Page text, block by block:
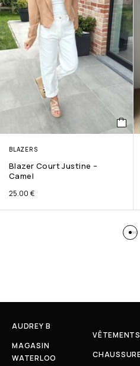
BLAZERS
Blazer Court Justine –
Camel
25.00 €
AUDREY B
MAGASIN
WATERLOO
VÊTEMENTS